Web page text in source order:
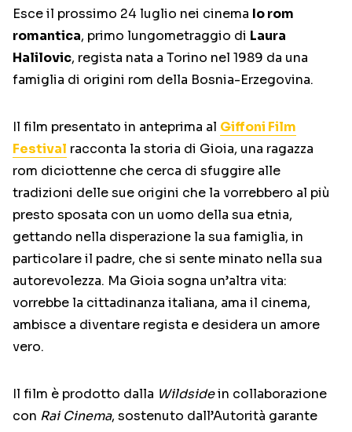
Esce il prossimo 24 luglio nei cinema Io rom
romantica, primo lungometraggio di Laura
Halilovic, regista nata a Torino nel 1989 da una
famiglia di origini rom della Bosnia-Erzegovina.
Il film presentato in anteprima al Giffoni Film
Festival racconta la storia di Gioia, una ragazza
rom diciottenne che cerca di sfuggire alle
tradizioni delle sue origini che la vorrebbero al più
presto sposata con un uomo della sua etnia,
gettando nella disperazione la sua famiglia, in
particolare il padre, che si sente minato nella sua
autorevolezza. Ma Gioia sogna un’altra vita:
vorrebbe la cittadinanza italiana, ama il cinema,
ambisce a diventare regista e desidera un amore
vero.
Il film è prodotto dalla Wildsidein collaborazione
con Rai Cinema, sostenuto dall’Autorità garante